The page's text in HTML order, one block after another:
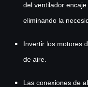
del ventilador
eliminando la
Invertir los motores
de aire.
Las conexiones de